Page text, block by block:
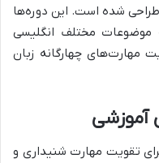
طراحی شده است. این دوره‌ها
مختلف انگلیسی
مهارت‌های چهارگانه زبان
تقویت مهارت شنیداری و